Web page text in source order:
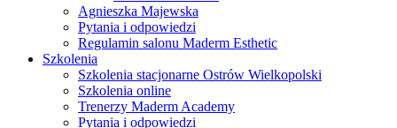
Agnieszka Majewska
Pytania i odpowiedzi
Regulamin salonu Maderm Esthetic
Szkolenia
Szkolenia stacjonarne Ostrów Wielkopolski
Szkolenia online
Trenerzy Maderm Academy
Pytania i odpowiedzi